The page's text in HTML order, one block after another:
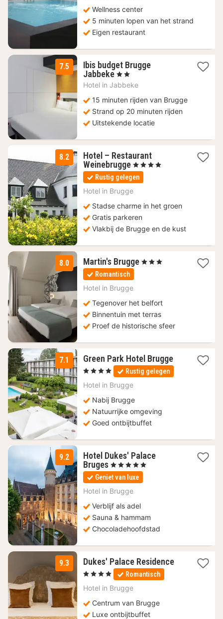
Wellness center
5 minuten lopen van het strand
Eigen restaurant
7.5
Ibis budget Brugge
Jabbeke 1
nacht
64
€
, 2 Sterren
Hotel in Jabbeke
15 minuten rijden van Brugge
Strand op 20 minuten rijden
Uitstekende locatie
8.2
Hotel – Restaurant
Weinebrugge 2
nachten
vanaf
105
, 4 Sterren
Rustig gelegen
Hotel in Brugge
Stadse charme in het groen
Gratis parkeren
Vlakbij de Brugge en de kust
8.0 Martin's Brugge 1
, 3 Sterren
Romantisch
Hotel in Brugge
Tegenover het belfort
Binnentuin met terras
Proef de historische sfeer
7.1 Green Park Hotel Brugge1
nacht
vanaf
, 4 Sterren Rustig gelegen
Hotel in Brugge
Nabij Brugge
Natuurrijke omgeving
Goed ontbijtbuffet
9.2
Hotel Dukes' Palace
Bruges 1
nacht
vanaf
219
, 5 Sterren
Geniet van luxe
Hotel in Brugge
Verblijf als adel
Sauna & hammam
Chocoladehoofdstad
9.3 Dukes' Palace Residence1
, 4 Sterren Romantisch
Hotel in Brugge
Centrum van Brugge
Luxe ontbijtbuffet